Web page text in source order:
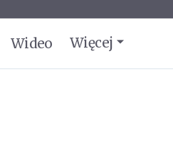
Wideo Więcej